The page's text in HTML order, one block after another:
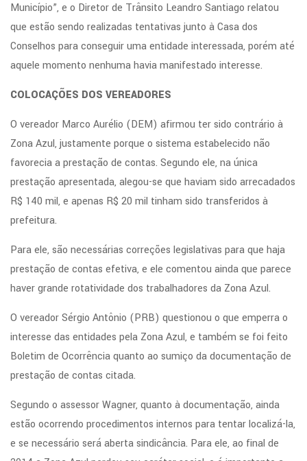
Município”, e o Diretor de Trânsito Leandro Santiago relatou
que estão sendo realizadas tentativas junto à Casa dos
Conselhos para conseguir uma entidade interessada, porém até
aquele momento nenhuma havia manifestado interesse.
COLOCAÇÕES DOS VEREADORES
O vereador Marco Aurélio (DEM) afirmou ter sido contrário à
Zona Azul, justamente porque o sistema estabelecido não
favorecia a prestação de contas. Segundo ele, na única
prestação apresentada, alegou-se que haviam sido arrecadados
R$ 140 mil, e apenas R$ 20 mil tinham sido transferidos à
prefeitura.
Para ele, são necessárias correções legislativas para que haja
prestação de contas efetiva, e ele comentou ainda que parece
haver grande rotatividade dos trabalhadores da Zona Azul.
O vereador Sérgio Antônio (PRB) questionou o que emperra o
interesse das entidades pela Zona Azul, e também se foi feito
Boletim de Ocorrência quanto ao sumiço da documentação de
prestação de contas citada.
Segundo o assessor Wagner, quanto à documentação, ainda
estão ocorrendo procedimentos internos para tentar localizá-la,
e se necessário será aberta sindicância. Para ele, ao final de